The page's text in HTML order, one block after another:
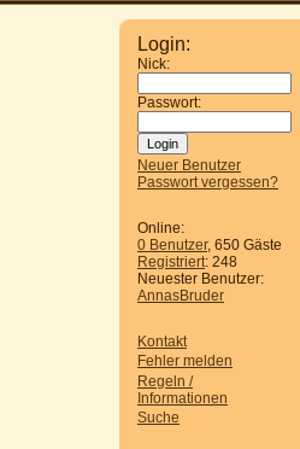
Login:
Nick:
Passwort:
Neuer Benutzer
Passwort vergessen?
Online:
0 Benutzer, 650 Gäste
Registriert: 248
Neuester Benutzer:
AnnasBruder
Kontakt
Fehler melden
Regeln /
Informationen
Suche